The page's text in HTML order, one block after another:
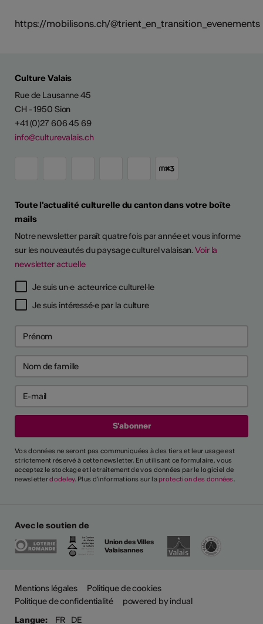
D'ARTISTES
https://mobilisons.ch/@trient_en_transition_evenements
Culture Valais
Rue de Lausanne 45
CH - 1950 Sion
+41 (0)27 606 45 69
info@culturevalais.ch
Toute l'actualité culturelle du canton dans votre boîte
mails
Notre newsletter paraît quatre fois par année et vous informe
sur les nouveautés du paysage culturel valaisan.Voir la
newsletter actuelle
Je suis un·e acteur·rice culturel·le
Je suis intéressé·e par la culture
Vos données ne seront pas communiquées à des tiers et leur usage est
strictement réservé à cette newsletter. En utilisant ce formulaire, vous
acceptez le stockage et le traitement de vos données par le logiciel de
newsletterdodeley. Plus d'informations sur la protection des données.
Avec le soutien de
Union des Villes
Valaisannes
Mentions légales
Politique de cookies
Politique de confidentialité
powered by indual
Langue:
FR DE